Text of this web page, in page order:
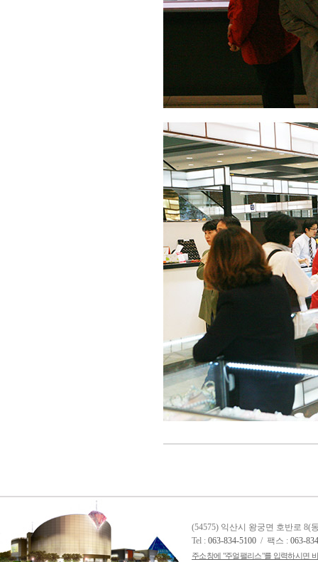
(54575) 익산시 왕궁면 호반로 8(
Tel : 063-834-5100 / 팩스 : 063-
주소창에 "주얼팰리스"를 입력하시면